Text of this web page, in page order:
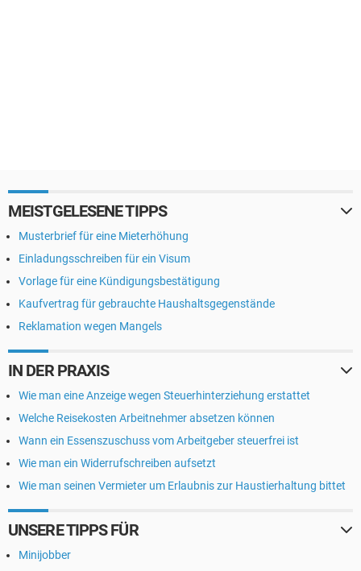
MEISTGELESENE TIPPS
Musterbrief für eine Mieterhöhung
Einladungsschreiben für ein Visum
Vorlage für eine Kündigungsbestätigung
Kaufvertrag für gebrauchte Haushaltsgegenstände
Reklamation wegen Mangels
IN DER PRAXIS
Wie man eine Anzeige wegen Steuerhinterziehung erstattet
Welche Reisekosten Arbeitnehmer absetzen können
Wann ein Essenszuschuss vom Arbeitgeber steuerfrei ist
Wie man ein Widerrufschreiben aufsetzt
Wie man seinen Vermieter um Erlaubnis zur Haustierhaltung bittet
UNSERE TIPPS FÜR
Minijobber